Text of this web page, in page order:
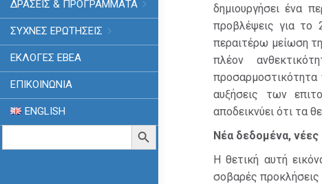
ΔΡΑΣΕΙΣ & ΠΡΟΓΡΑΜΜΑΤΑ
ΣΥΧΝΕΣ ΕΡΩΤΗΣΕΙΣ
ΕΚΛΟΓΈΣ ΕΒΕΑ
ΕΠΙΚΟΙΝΩΝΙΑ
ENGLISH
Search
Search Button
δημιουργήσει ένα
προβλέψεις για το
περαιτέρω μείωση
πλέον
προσαρμοστικότητα
αυξήσεις των
αποδεικνύει ότι τα
Νέα δεδομένα, νέες
Η θετική αυτή
σοβαρές προκλήσεις